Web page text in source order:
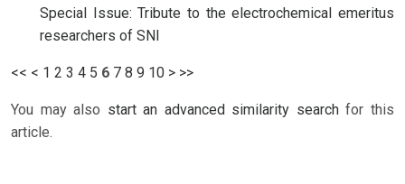
Special Issue: Tribute to the electrochemical emeritus
researchers of SNI
<< < 1 2 3 4 5 6 7 8 9 10 > >>
You may also start an advanced similarity searchfor this
article.